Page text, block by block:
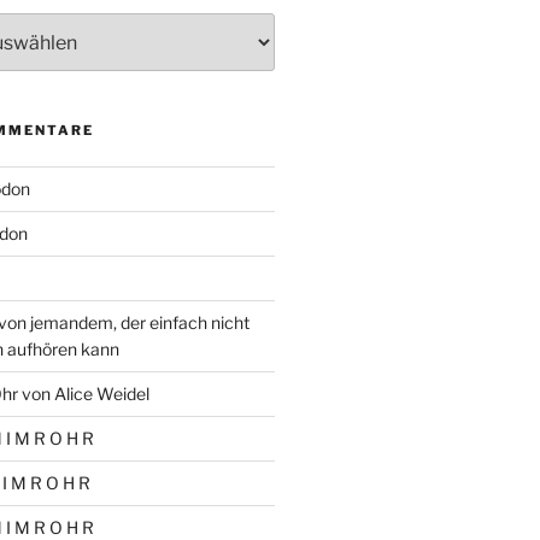
jemandem, der einfach nicht
aufhören kann
von Alice Weidel
I M R O H R
M R O H R
I M R O H R